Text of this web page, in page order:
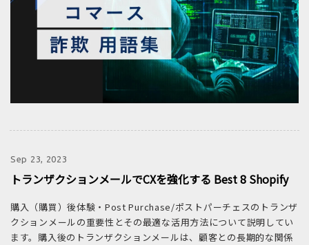
Sep 23, 2023
トランザクションメールでCXを強化する Best 8 Shopify
購入（購買）後体験・Post Purchase/ポストパーチェスのトランザ
クションメールの重要性とその最適な活用方法について説明してい
ます。購入後のトランザクションメールは、顧客との長期的な関係